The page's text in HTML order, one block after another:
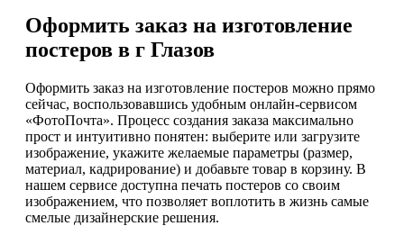
Оформить заказ на изготовление
постеров в г Глазов
Оформить заказ на изготовление постеров можно прямо
сейчас, воспользовавшись удобным онлайн-сервисом
«ФотоПочта». Процесс создания заказа максимально
прост и интуитивно понятен: выберите или загрузите
изображение, укажите желаемые параметры (размер,
материал, кадрирование) и добавьте товар в корзину. В
нашем сервисе доступна печать постеров со своим
изображением, что позволяет воплотить в жизнь самые
смелые дизайнерские решения.